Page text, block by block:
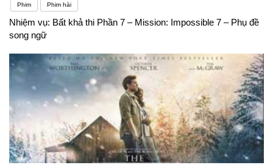
Phim Phim hài
Nhiệm vụ: Bất khả thi Phần 7 – Mission: Impossible 7 – Phụ đề
song ngữ